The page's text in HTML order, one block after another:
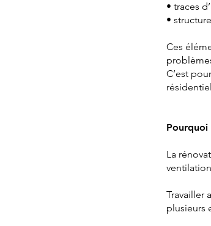
• traces
•
Ces
C’est
Pourquoi
La
Travailler
plusieurs